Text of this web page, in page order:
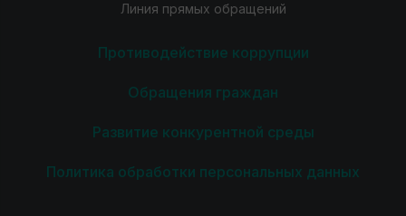
Линия прямых обращений
Противодействие коррупции
Обращения граждан
Развитие конкурентной среды
Политика обработки персональных данных